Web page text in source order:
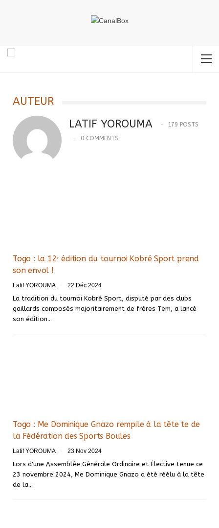
AUTEUR
LATIF YOROUMA
179 POSTS
0 COMMENTS
Togo : la 12ᵉ édition du tournoi Kobré Sport prend
son envol !
Latif YOROUMA 22 Déc 2024
La tradition du tournoi Kobré Sport, disputé par des clubs
gaillards composés majoritairement de frères Tem, a lancé
son édition…
Togo : Me Dominique Gnazo rempile à la tête te de
la Fédération des Sports Boules
Latif YOROUMA 23 Nov 2024
Lors d'une Assemblée Générale Ordinaire et Élective tenue ce
23 novembre 2024, Me Dominique Gnazo a été réélu à la tête
de la…